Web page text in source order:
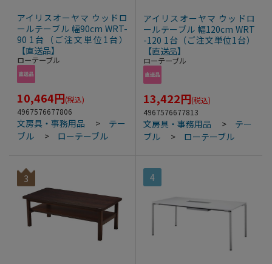
アイリスオーヤマ ウッドロ
ールテーブル 幅90cm WRT-
90 1台（ご注文単位1台）
【直送品】
ローテーブル
10,464円(税込)
4967576677806
文房具・事務用品 > テー
ブル
> ローテーブル
アイリスオーヤマ ウッドロ
ールテーブル 幅120cm WRT
-120 1台（ご注文単位1台）
【直送品】
ローテーブル
13,422円(税込)
4967576677813
文房具・事務用品 > テー
ブル
> ローテーブル
3 4